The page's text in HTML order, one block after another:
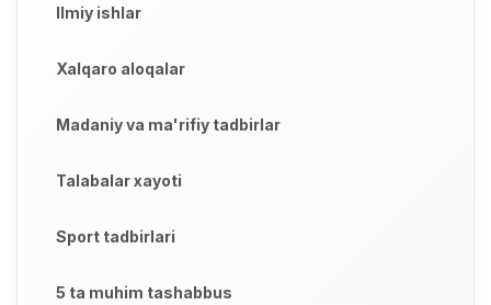
Ilmiy ishlar
Xalqaro aloqalar
Madaniy va ma'rifiy tadbirlar
Talabalar xayoti
Sport tadbirlari
5 ta muhim tashabbus